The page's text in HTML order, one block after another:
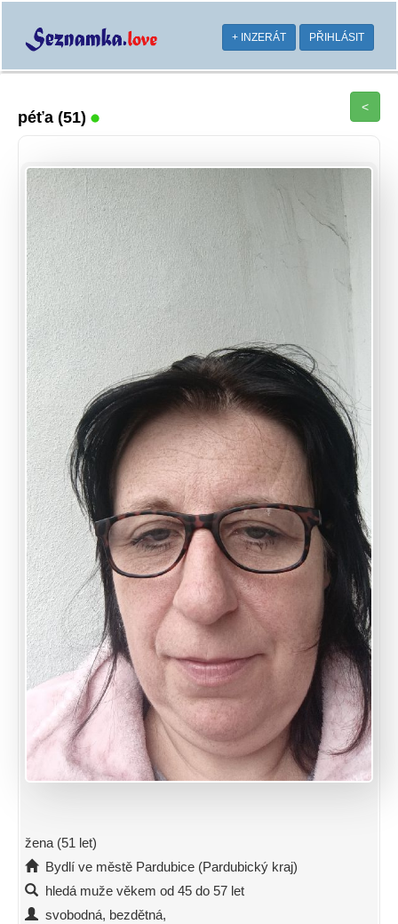
+ INZERÁT PŘIHLÁSIT
péťa (51)
<
žena (51 let)
Bydlí ve městě Pardubice (Pardubický kraj)
hledá muže věkem od 45 do 57 let
svobodná, bezdětná,